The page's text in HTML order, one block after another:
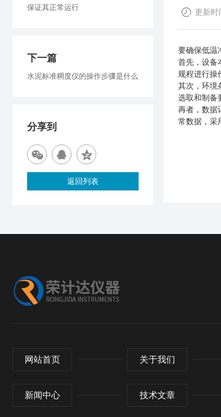
更新时
要确保低温
首先，设备
规程进行操
其次，环境
选取和制备
再者，数据
常数据，采
保证其正常运行
下一篇
水泥标准稠度仪的操作步骤是什么
分享到
返回列表
网站首页 关于我们
新闻中心 技术文章